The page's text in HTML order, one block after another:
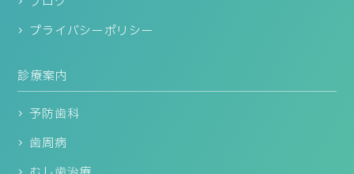
プライバシーポリシー
診療案内
予防歯科
歯周病